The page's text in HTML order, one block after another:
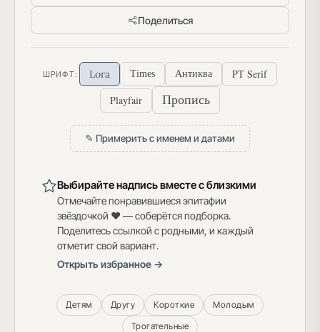
Поделиться
ШРИФТ: Lora Times Антиква
PT Serif
Playfair
Пропись
✎ Примерить с именем и датами
Выбирайте надпись вместе с близкими
Отмечайте понравившиеся эпитафии
звёздочкой ♥ — соберётся подборка.
Поделитесь ссылкой с родными, и каждый
отметит свой вариант.
Открыть избранное →
Детям Другу Короткие
Молодым
Трогательные